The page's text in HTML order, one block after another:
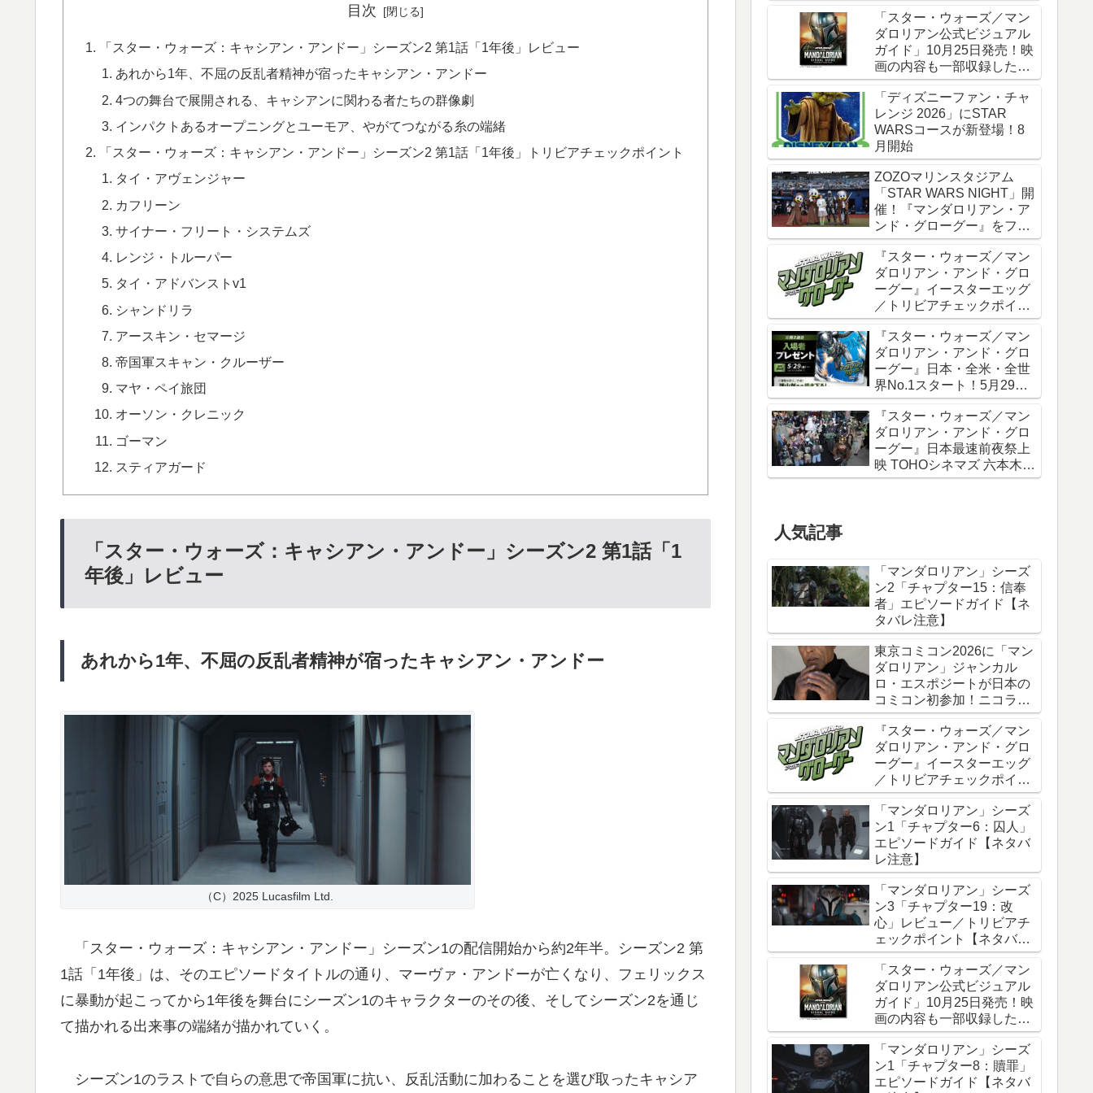
目次
「スター・ウォーズ：キャシアン・アンドー」シーズン2 第1話「1年後」レビュー
あれから1年、不屈の反乱者精神が宿ったキャシアン・アンドー
4つの舞台で展開される、キャシアンに関わる者たちの群像劇
インパクトあるオープニングとユーモア、やがてつながる糸の端緒
「スター・ウォーズ：キャシアン・アンドー」シーズン2 第1話「1年後」トリビアチェックポイント
タイ・アヴェンジャー
カフリーン
サイナー・フリート・システムズ
レンジ・トルーパー
タイ・アドバンストv1
シャンドリラ
アースキン・セマージ
帝国軍スキャン・クルーザー
マヤ・ペイ旅団
オーソン・クレニック
ゴーマン
スティアガード
「スター・ウォーズ：キャシアン・アンドー」シーズン2 第1話「1
年後」レビュー
あれから1年、不屈の反乱者精神が宿ったキャシアン・アンドー
（C）2025 Lucasfilm Ltd.
「スター・ウォーズ：キャシアン・アンドー」シーズン1の配信開始から約2年半。シーズン2 第
1話「1年後」は、そのエピソードタイトルの通り、マーヴァ・アンドーが亡くなり、フェリックス
に暴動が起こってから1年後を舞台にシーズン1のキャラクターのその後、そしてシーズン2を通じ
て描かれる出来事の端緒が描かれていく。
シーズン1のラストで自らの意思で帝国軍に抗い、反乱活動に加わることを選び取ったキャシア
時全話一挙配信
「スター・ウォーズ／マン
ダロリアン公式ビジュアル
ガイド」10月25日発売！映
画の内容も一部収録した邦
訳版
「ディズニーファン・チャ
レンジ 2026」にSTAR
WARSコースが新登場！8
月開始
ZOZOマリンスタジアム
「STAR WARS NIGHT」開
催！『マンダロリアン・ア
ンド・グローグー』をフィ
ーチャー
『スター・ウォーズ／マン
ダロリアン・アンド・グロ
ーグー』イースターエッグ
／トリビアチェックポイン
ト総まとめ【ネタバレ注
意】
『スター・ウォーズ／マン
ダロリアン・アンド・グロ
ーグー』日本・全米・全世
界No.1スタート！5月29日
から諫山創描き下ろしポス
ター＆IMAXポスターが特典
に
『スター・ウォーズ／マン
ダロリアン・アンド・グロ
ーグー』日本最速前夜祭上
映 TOHOシネマズ 六本木ヒ
ルズ リポート！
人気記事
「マンダロリアン」シーズ
ン2「チャプター15：信奉
者」エピソードガイド【ネ
タバレ注意】
東京コミコン2026に「マン
ダロリアン」ジャンカル
ロ・エスポジートが日本の
コミコン初参加！ニコラ
ス・ケイジと共に来日
『スター・ウォーズ／マン
ダロリアン・アンド・グロ
ーグー』イースターエッグ
／トリビアチェックポイン
ト総まとめ【ネタバレ注
意】
「マンダロリアン」シーズ
ン1「チャプター6：囚人」
エピソードガイド【ネタバ
レ注意】
「マンダロリアン」シーズ
ン3「チャプター19：改
心」レビュー／トリビアチ
ェックポイント【ネタバレ
注意】
「スター・ウォーズ／マン
ダロリアン公式ビジュアル
ガイド」10月25日発売！映
画の内容も一部収録した邦
訳版
「マンダロリアン」シーズ
ン1「チャプター8：贖罪」
エピソードガイド【ネタバ